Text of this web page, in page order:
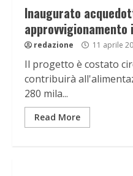
Inaugurato
redazione 11 aprile
Il progetto è costato
contribuirà
280 mila...
Read More